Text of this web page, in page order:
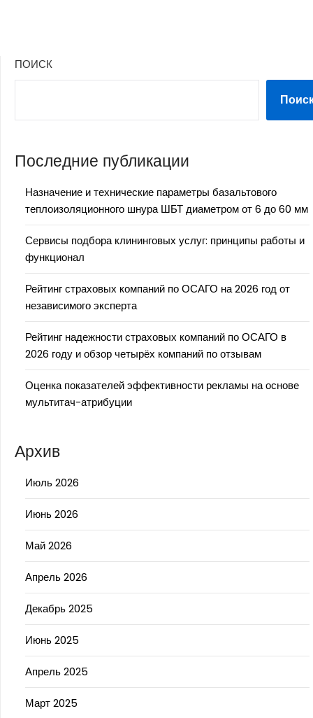
ПОИСК
Последние публикации
Назначение и технические параметры базальтового
теплоизоляционного шнура ШБТ диаметром от 6 до 60 мм
Сервисы подбора клининговых услуг: принципы работы и
функционал
Рейтинг страховых компаний по ОСАГО на 2026 год от
независимого эксперта
Рейтинг надежности страховых компаний по ОСАГО в
2026 году и обзор четырёх компаний по отзывам
Оценка показателей эффективности рекламы на основе
мультитач-атрибуции
Архив
Июль 2026
Июнь 2026
Май 2026
Апрель 2026
Декабрь 2025
Июнь 2025
Апрель 2025
Март 2025